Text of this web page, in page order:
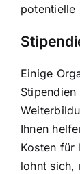
potentielle
Einige
Ihnen
Kosten für
lohnt sich,